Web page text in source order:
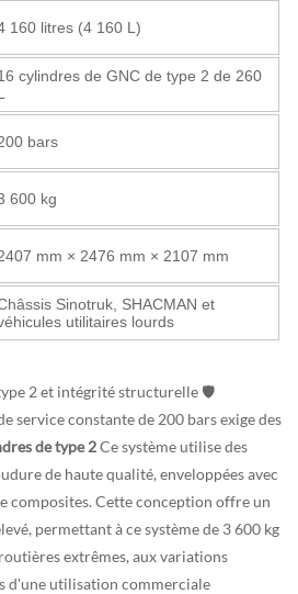
160 litres (4 160 L)
cylindres de GNC de type 2 de 260
bars
600 kg
mm × 2476 mm × 2107 mm
Sinotruk, SHACMAN et
utilitaires lourds
2 et intégrité structurelle 🛡️
service constante de 200 bars exige des
de type 2Ce système utilise des
de haute qualité, enveloppées avec
composites. Cette conception offre un
permettant à ce système de 3 600 kg
extrêmes, aux variations
d'une utilisation commerciale